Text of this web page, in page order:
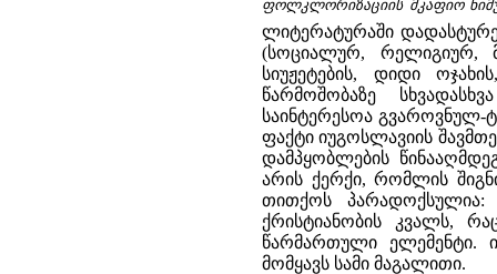
ფოლკლორიზაციის მკაფიო
ლიტერატურაში
(სოციალურ, რელიგიურ,
სიუჟეტების, დიდი
წარმოშობაზე
საინტერესოა გვაროვნულ-
ფაქტი იუგოსლავიის
დამპყობლების
არის ქერქი, რომლის
თითქოს
ქრისტიანობის კვალს,
წარმართული ელემენტი.
მომყავს სამი მაგალითი.